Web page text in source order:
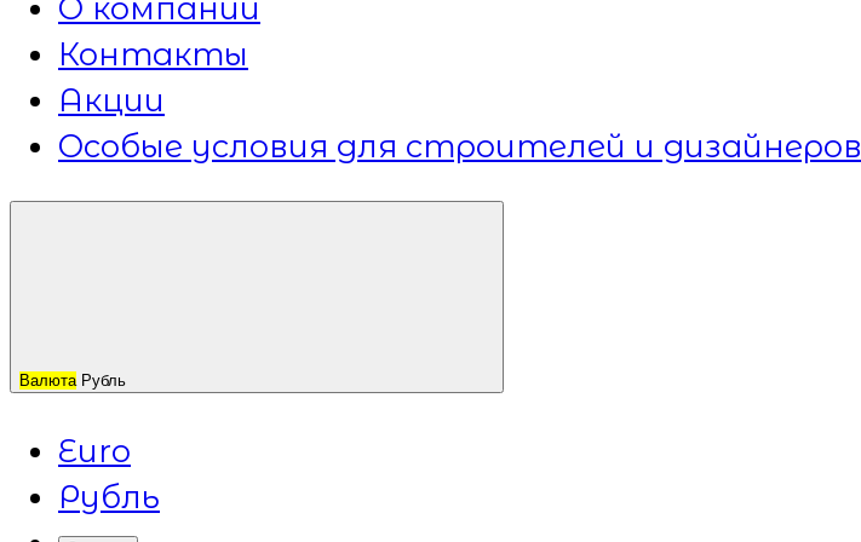
О компании
Контакты
Акции
Особые условия для строителей и дизайнеров
Валюта Рубль
Euro
Рубль